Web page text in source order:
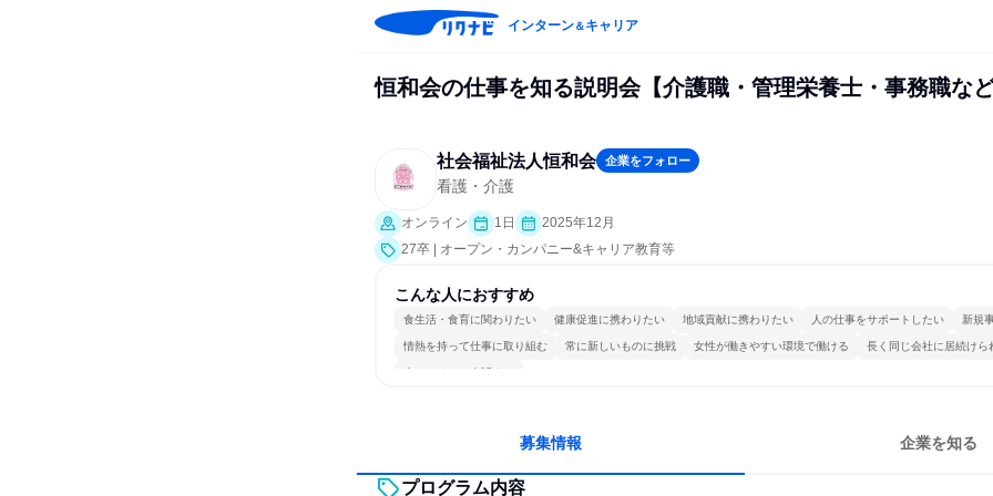
インターン＆キャリア
恒和会の仕事を知る説明会【介護職・管理栄養士・事務職など
社会福祉法人恒和会 企業をフォロー
看護・介護
オンライン 1日
2025年12月
27卒 | オープン・カンパニー&キャリア教育等
こんな人におすすめ
食生活・食育に関わりたい 健康促進に携わりたい 地域貢献に携わりたい 人の仕事をサポートしたい 新規
情熱を持って仕事に取り組む 常に新しいものに挑戦 女性が働きやすい環境で働ける 長く同じ会社に居続けら
人とたくさん会話する
募集情報 企業を知る
プログラム内容